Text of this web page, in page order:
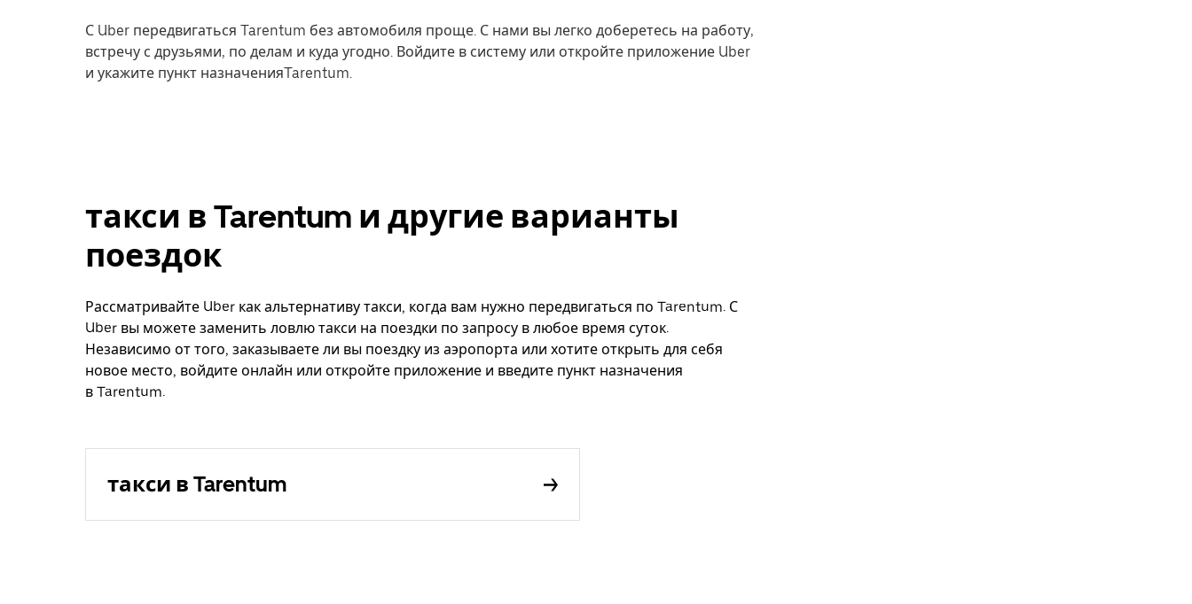
С Uber передвигаться Tarentum без автомобиля проще. С нами вы легко доберетесь на работу,
встречу с друзьями, по делам и куда угодно. Войдите в систему или откройте приложение Uber
и укажите пункт назначенияTarentum.
такси в Tarentum и другие варианты
поездок
Рассматривайте Uber как альтернативу такси, когда вам нужно передвигаться по Tarentum. С
Uber вы можете заменить ловлю такси на поездки по запросу в любое время суток.
Независимо от того, заказываете ли вы поездку из аэропорта или хотите открыть для себя
новое место, войдите онлайн или откройте приложение и введите пункт назначения
в Tarentum.
такси в Tarentum